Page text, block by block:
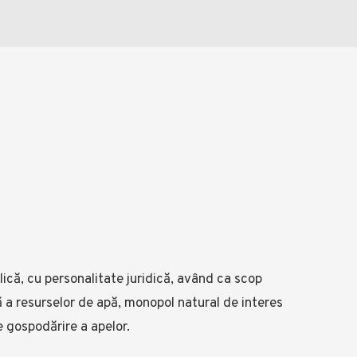
cu personalitate juridică, având ca scop
resurselor de apă, monopol natural de interes
a apelor.